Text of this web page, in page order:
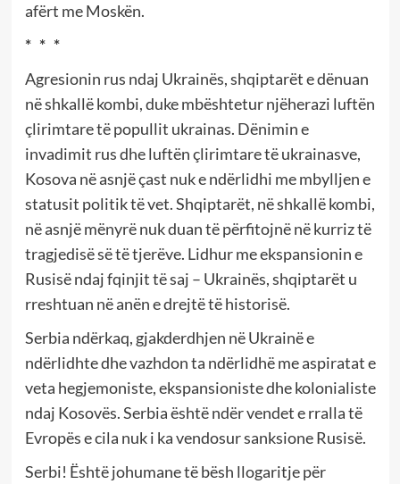
afërt me Moskën.
* * *
Agresionin rus ndaj Ukrainës, shqiptarët e dënuan
në shkallë kombi, duke mbështetur njëherazi luftën
çlirimtare të popullit ukrainas. Dënimin e
invadimit rus dhe luftën çlirimtare të ukrainasve,
Kosova në asnjë çast nuk e ndërlidhi me mbylljen e
statusit politik të vet. Shqiptarët, në shkallë kombi,
në asnjë mënyrë nuk duan të përfitojnë në kurriz të
tragjedisë së të tjerëve. Lidhur me ekspansionin e
Rusisë ndaj fqinjit të saj – Ukrainës, shqiptarët u
rreshtuan në anën e drejtë të historisë.
Serbia ndërkaq, gjakderdhjen në Ukrainë e
ndërlidhte dhe vazhdon ta ndërlidhë me aspiratat e
veta hegjemoniste, ekspansioniste dhe kolonialiste
ndaj Kosovës. Serbia është ndër vendet e rralla të
Evropës e cila nuk i ka vendosur sanksione Rusisë.
Serbi! Është johumane të bësh llogaritje për